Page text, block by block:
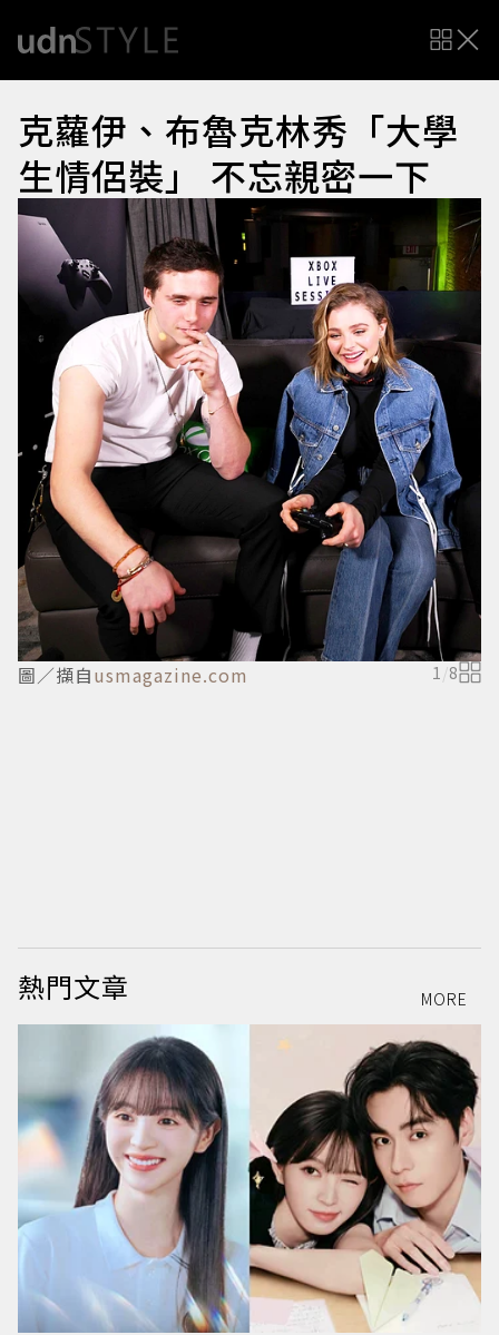
克蘿伊、布魯克林秀「大學
生情侶裝」 不忘親密一下
圖／擷自usmagazine.com 1/8
熱門文章 MORE